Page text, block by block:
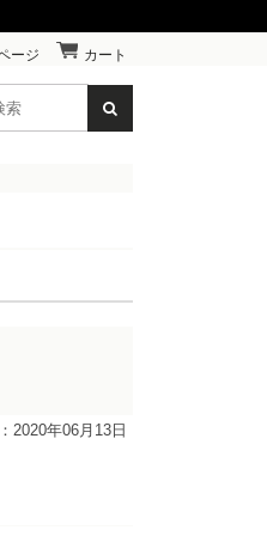
ージ カート
2020年06月13日